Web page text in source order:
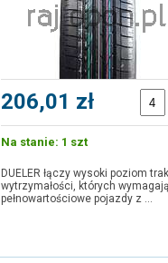
206,01 zł
Na stanie: 1 szt
DUELER łączy wysoki poziom
wytrzymałości, których
pełnowartościowe pojazdy z …